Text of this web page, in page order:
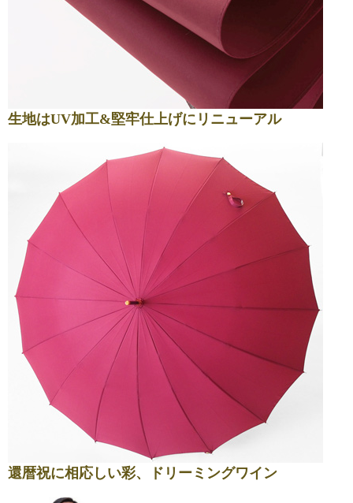
生地はUV加工&堅牢仕上げにリニューアル
還暦祝に相応しい彩、ドリーミングワイン